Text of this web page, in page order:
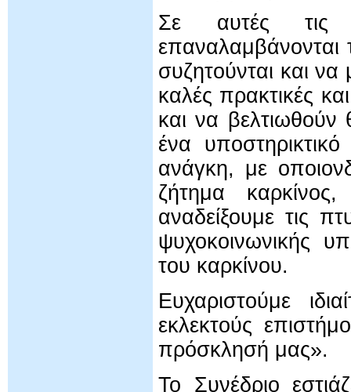
Σε αυτές τις
επαναλαμβάνονται
συζητούνται και να
καλές πρακτικές
και να βελτιωθούν
ένα
ανάγκη, με
ζήτημα
αναδείξουμε τις
ψυχοκοινωνικής
του καρκίνου.
Ευχαριστούμε
εκλεκτούς
πρόσκλησή μας».
Το Συνέδριο